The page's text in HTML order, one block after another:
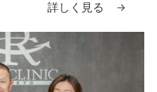
Solutio […]詳しく見る